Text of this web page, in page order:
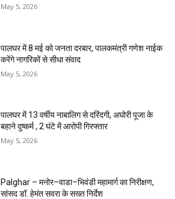
May 5, 2026
पालघर में 8 मई को जनता दरबार, पालकमंत्री गणेश नाईक
करेंगे नागरिकों से सीधा संवाद
May 5, 2026
पालघर में 13 वर्षीय नाबालिग से दरिंदगी, अघोरी पूजा के
बहाने दुष्कर्म , 2 घंटे में आरोपी गिरफ्तार
May 5, 2026
Palghar – मनोर–वाडा–भिवंडी महामार्ग का निरीक्षण,
सांसद डॉ. हेमंत सवरा के सख्त निर्देश